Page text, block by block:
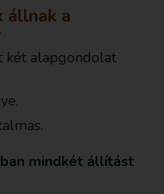
a
két alapgondolat
mindkét állítást